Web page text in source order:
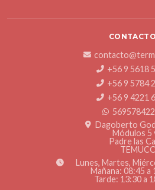
CONTACTO
+56 9 5618
+56 9 5784
+56 9 4221
Dagoberto
Módulos 5
Padre las
Lunes, Martes,
Mañana: 08:45 a
Tarde: 13:30 a